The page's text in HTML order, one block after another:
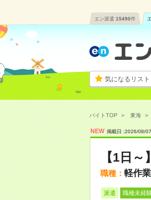
エン派遣 15490件
気になるリスト
バイトTOP 東海
NEW 掲載日 :2026/08/07
【1日
職種： 軽作
派遣 職種未経